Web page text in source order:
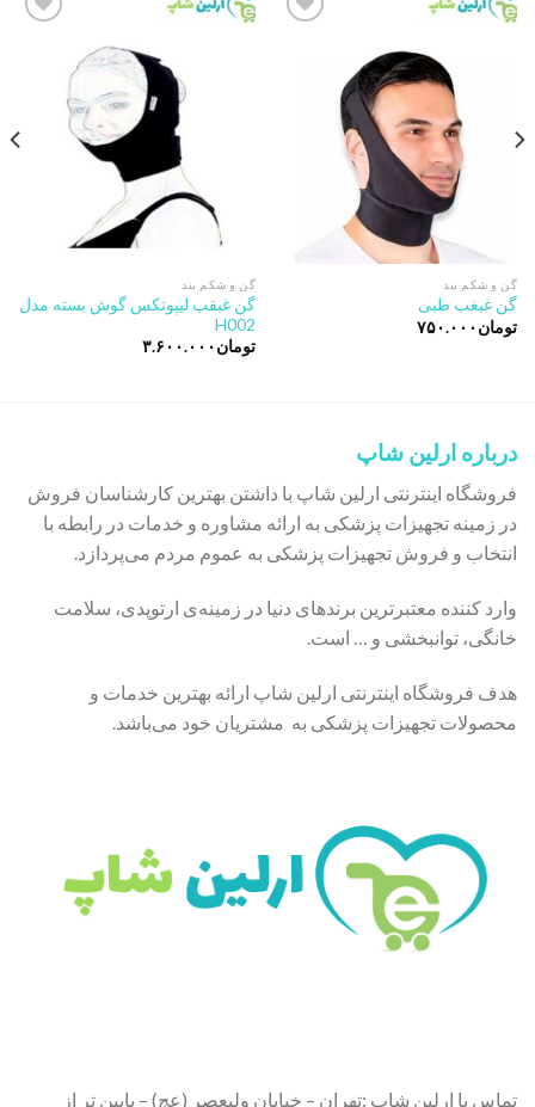
گن و شکم بند
گن غبغب طبی
تومان ۷۵۰.۰۰۰
گن و شکم بند
گن غبقب لیپوتکس گوش بسته مدل
H002
تومان ۳.۶۰۰.۰۰۰
درباره ارلین شاپ
فروشگاه اینترنتی ارلین شاپ با داشتن بهترین کارشناسان فروش
در زمینه تجهیزات پزشکی به ارائه مشاوره و خدمات در رابطه با
انتخاب و فروش تجهیزات پزشکی به عموم مردم می‌پردازد.
وارد کننده معتبرترین برندهای دنیا در زمینه‌ی ارتوپدی، سلامت
خانگی، توانبخشی و … است.
هدف فروشگاه اینترنتی ارلین شاپ ارائه بهترین خدمات و
محصولات تجهیزات پزشکی به مشتریان خود می‌باشد.
تماس با ارلین شاپ :تهران – خیابان ولیعصر (عج) – پایین تر از